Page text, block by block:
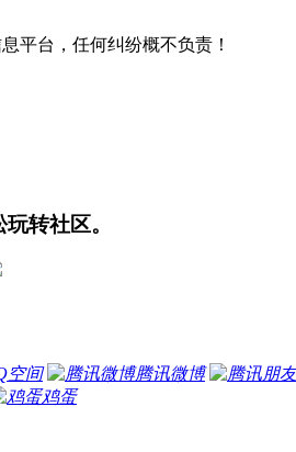
平台，任何纠纷概不负责！
转社区。
空间 腾讯微博
鸡蛋